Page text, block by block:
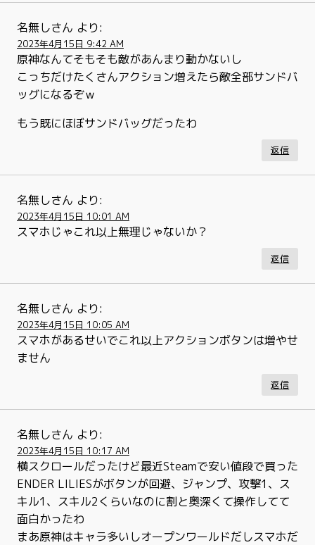
名無しさん より:
2023年4月15日 9:42 AM
原神なんてそもそも敵があんまり動かないし
こっちだけたくさんアクション増えたら敵全部サンドバ
ッグになるぞｗ
もう既にほぼサンドバッグだったわ
返信
名無しさん より:
2023年4月15日 10:01 AM
スマホじゃこれ以上無理じゃないか？
返信
名無しさん より:
2023年4月15日 10:05 AM
スマホがあるせいでこれ以上アクションボタンは増やせ
ません
返信
名無しさん より:
2023年4月15日 10:17 AM
横スクロールだったけど最近Steamで安い値段で買った
ENDER LILIESがボタンが回避、ジャンプ、攻撃1、ス
キル1、スキル2くらいなのに割と奥深くて操作してて
面白かったわ
まあ原神はキャラ多いしオープンワールドだしスマホだ